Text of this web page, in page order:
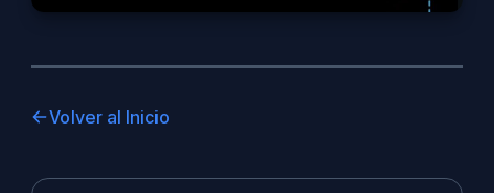
Volver al Inicio